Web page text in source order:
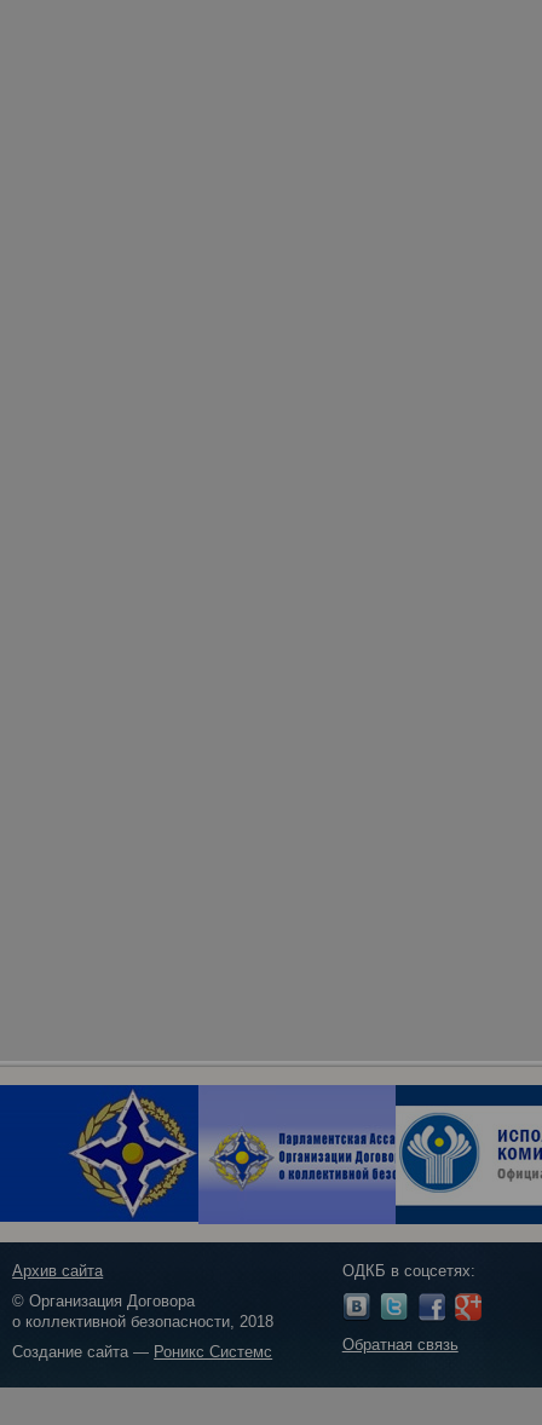
Архив сайта
© Организация Договора
о коллективной безопасности, 2018
Создание сайта — Роникс Системс
ОДКБ в соцсетях:
Обратная связь